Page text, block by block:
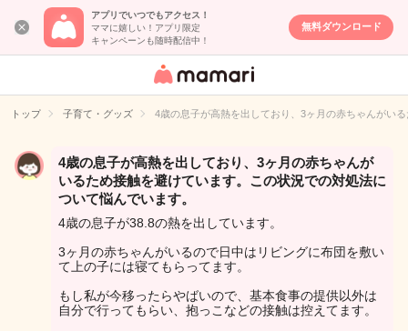
アプリでいつでもアクセス！
ママに嬉しい！アプリ限定
キャンペーンも随時配信中！
無料ダウンロード
女性専用匿名QA
イト
トップ 子育て・グッズ 4歳の息子が高熱を出しており、3ヶ月の赤ちゃんがい
4歳の息子が高熱を出しており、3ヶ月の赤ちゃんが
いるため接触を避けています。この状況での対処法に
ついて悩んでいます。
4歳の息子が38.8の熱を出しています。
3ヶ月の赤ちゃんがいるので日中はリビングに布団を敷い
て上の子には寝てもらってます。
もし私が今移ったらやばいので、基本食事の提供以外は
自分で行ってもらい、抱っこなどの接触は控えてます。